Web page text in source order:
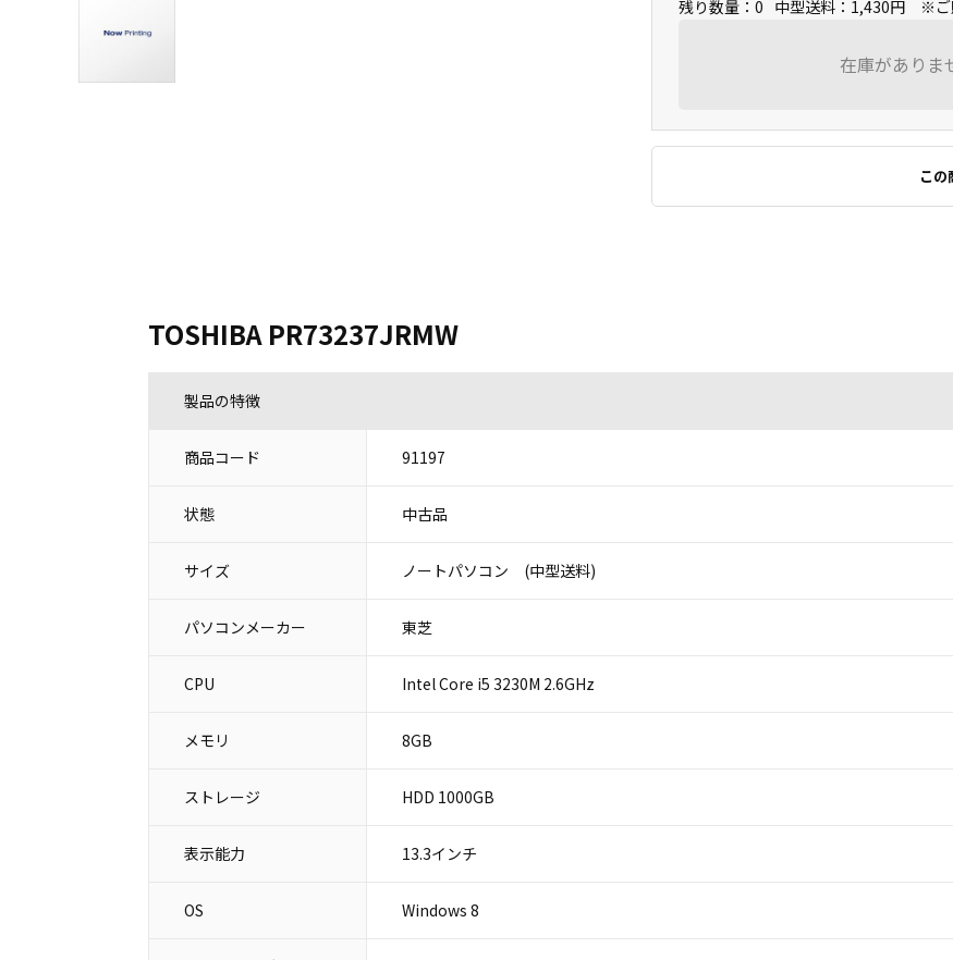
残り数量：0 中型送料：1,430円 ※ご
在庫がありま
こ
TOSHIBA PR73237JRMW
製品の特徴
商品コード 91197
状態 中古品
サイズ ノートパソコン (中型送料)
パソコンメーカー 東芝
CPU Intel Core i5 3230M 2.6GHz
メモリ 8GB
ストレージ HDD 1000GB
表示能力 13.3インチ
OS Windows 8